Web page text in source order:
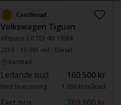
Certifierad
Volkswagen Tiguan
Allspace 2.0 TDI 4M 190hk
2019
10 991 mil
Diesel
Karlstad
Ledande bud 160 500 kr
Med finansiering 1 368 kr/månad
Fast pris 269 800 kr